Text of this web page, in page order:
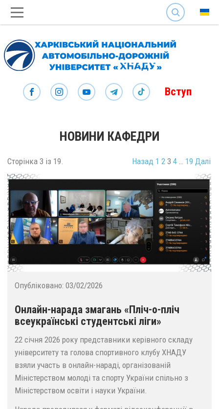
SEARCH
Вступ
НОВИНИ КАФЕДРИ
Сторінка 3 із 19. Назад 1 2 3 4 … 19 Далі
Опубліковано: 03/02/2026
Онлайн-нарада змагань «Пліч-о-пліч
всеукраїнські студентські ліги»
22 січня 2026 року представники керівного складу
університету та голова спортивного клубу ХНАДУ
взяли участь в онлайн-нараді, організованій
Міністерством молоді та спорту України спільно з
Міністерством освіти і науки України.